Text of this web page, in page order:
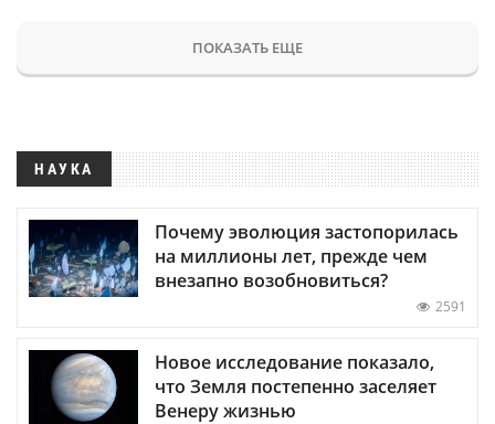
ПОКАЗАТЬ ЕЩЕ
НАУКА
Почему эволюция застопорилась
на миллионы лет, прежде чем
внезапно возобновиться?
2591
Новое исследование показало,
что Земля постепенно заселяет
Венеру жизнью